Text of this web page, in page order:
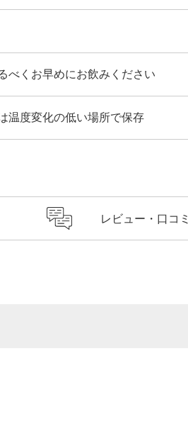
べくお早めにお飲みください
温度変化の低い場所で保存
レビュー ・口コミ